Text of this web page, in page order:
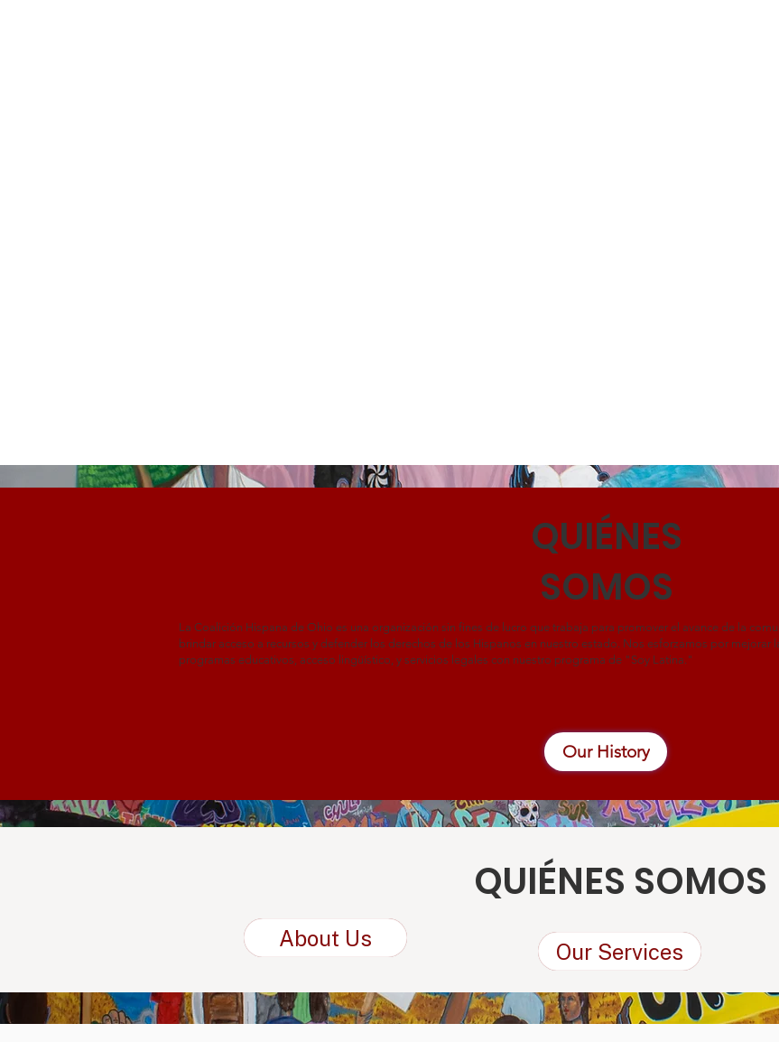
QUIÉNES
SOMOS
La Coalición Hispana de Ohio es una organización sin fines de lucro que trabaja para promover el avance de la
brindar acceso a recursos y defender los derechos de los Hispanos en nuestro estado. Nos esforzamos por
programas educativos, acceso lingüístico, y servicios legales con nuestro programa de "Soy Latina."
Our History
QUIÉNES SOMOS
About Us
Our Services